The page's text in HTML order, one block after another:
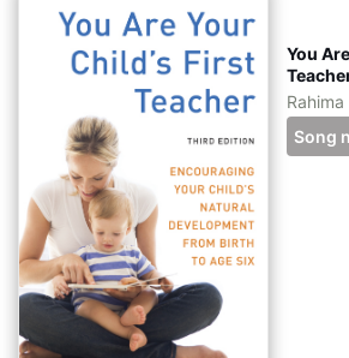
You
file gốc
ePub,
Song